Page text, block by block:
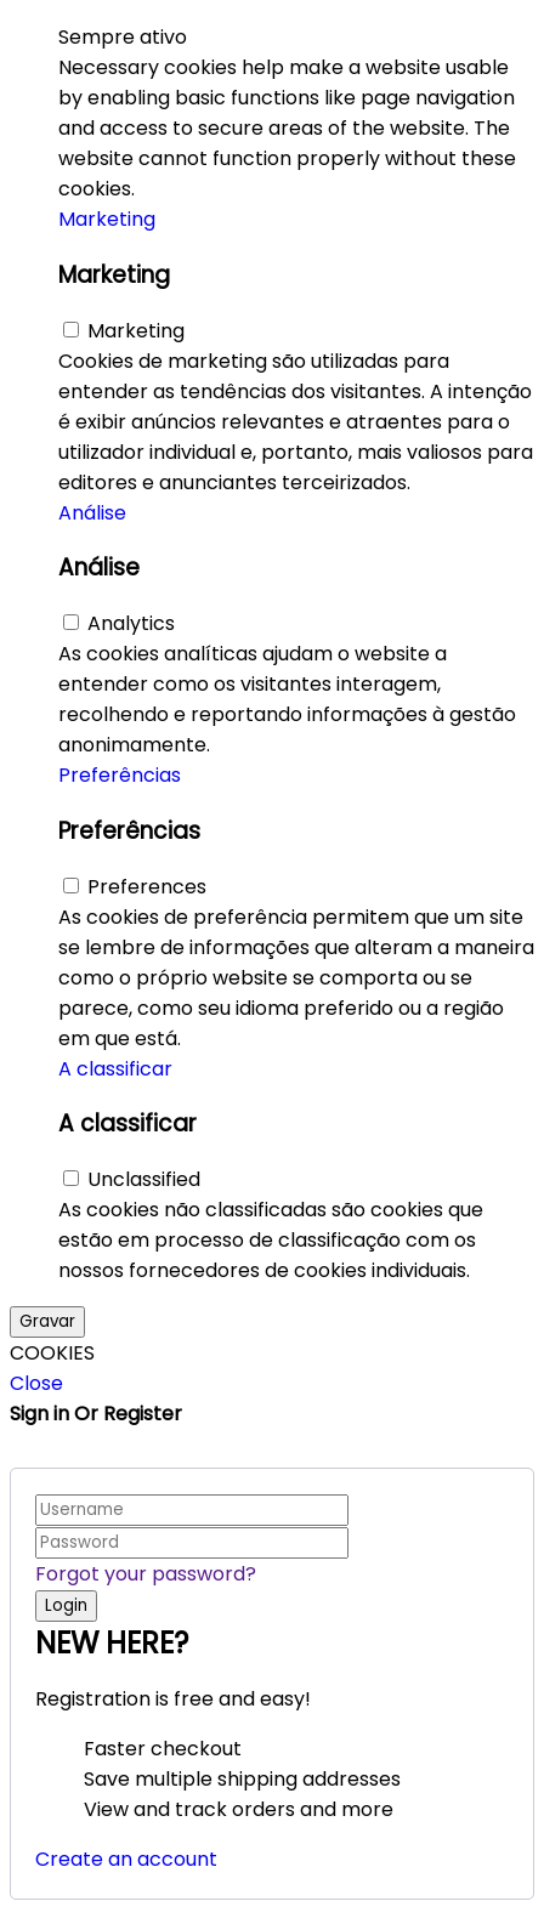
Sempre ativo
Necessary cookies help make a website usable
by enabling basic functions like page navigation
and access to secure areas of the website. The
website cannot function properly without these
cookies.
Marketing
Marketing
Marketing
Cookies de marketing são utilizadas para
entender as tendências dos visitantes. A intenção
é exibir anúncios relevantes e atraentes para o
utilizador individual e, portanto, mais valiosos para
editores e anunciantes terceirizados.
Análise
Análise
Analytics
As cookies analíticas ajudam o website a
entender como os visitantes interagem,
recolhendo e reportando informações à gestão
anonimamente.
Preferências
Preferências
Preferences
As cookies de preferência permitem que um site
se lembre de informações que alteram a maneira
como o próprio website se comporta ou se
parece, como seu idioma preferido ou a região
em que está.
A classificar
A classificar
Unclassified
As cookies não classificadas são cookies que
estão em processo de classificação com os
nossos fornecedores de cookies individuais.
Gravar
COOKIES
Close
Sign in Or Register
Forgot your password?
NEW HERE?
Registration is free and easy!
Faster checkout
Save multiple shipping addresses
View and track orders and more
Create an account